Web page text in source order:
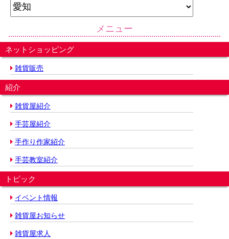
メニュー
ネットショッピング
雑貨販売
紹介
雑貨屋紹介
手芸屋紹介
手作り作家紹介
手芸教室紹介
トピック
イベント情報
雑貨屋お知らせ
雑貨屋求人